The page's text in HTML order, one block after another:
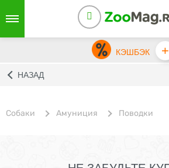
КЭШБЭК +
НАЗАД
Собаки Амуниция Поводки